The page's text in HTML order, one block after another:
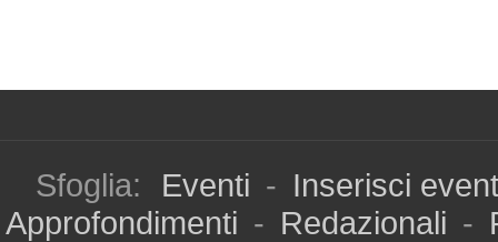
Sfoglia: Eventi - Inserisci
Approfondimenti - Redazionali -